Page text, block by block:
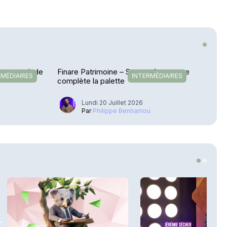
en Inde INTERMÉDIAIRES
Finare Patrimoine – Sateco Assurance
complète la palette
Lundi 20 Juillet 2026
Par Philippe Benhamou